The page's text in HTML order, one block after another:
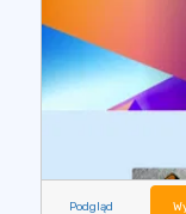
Podgląd